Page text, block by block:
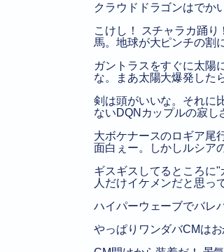
クラウドドラゴンはでか
こけし！ スチャラカ踊
馬。地球が大ピンチの割
ガントラスをすぐに太陽
な。まあ太陽大爆発した
剣は頭がいいな。それに
ないDQNカップルの寂し
大ボケナースのロギア尾
面白ぇー。しかしルシア
ギスギスしてるところに
人だけイケメンだと思っ
ハイパーウェーブでバレ
やっぱりワンダバCMはお